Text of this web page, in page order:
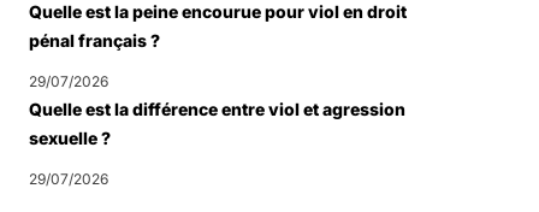
Quelle est la peine encourue pour viol en droit
pénal français ?
29/07/2026
Quelle est la différence entre viol et agression
sexuelle ?
29/07/2026